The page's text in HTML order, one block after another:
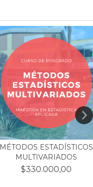
MÉTODOS ESTADÍSTICOS
MULTIVARIADOS
$330.000,00